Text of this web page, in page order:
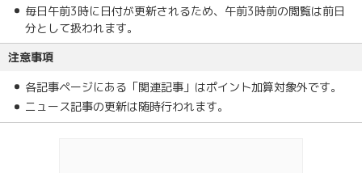
毎日午前3時に日付が更新されるため、午前3時前の閲覧は前日
分として扱われます。
注意事項
各記事ページにある「関連記事」はポイント加算対象外です。
ニュース記事の更新は随時行われます。